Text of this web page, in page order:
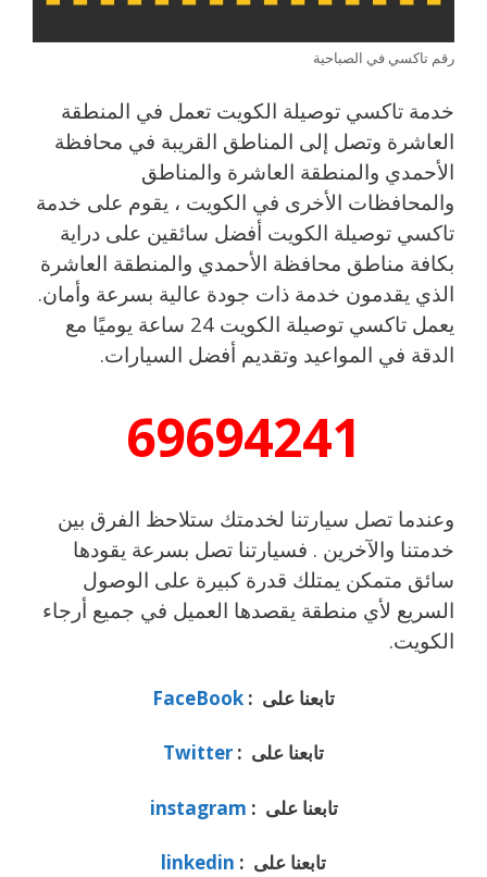
رقم تاكسي في الصباحية
خدمة تاكسي توصيلة الكويت تعمل في المنطقة
العاشرة وتصل إلى المناطق القريبة في محافظة
الأحمدي والمنطقة العاشرة والمناطق
والمحافظات الأخرى في الكويت ، يقوم على خدمة
تاكسي توصيلة الكويت أفضل سائقين على دراية
بكافة مناطق محافظة الأحمدي والمنطقة العاشرة
الذي يقدمون خدمة ذات جودة عالية بسرعة وأمان.
يعمل تاكسي توصيلة الكويت 24 ساعة يوميًا مع
الدقة في المواعيد وتقديم أفضل السيارات.
69694241
وعندما تصل سيارتنا لخدمتك ستلاحظ الفرق بين
خدمتنا والآخرين . فسيارتنا تصل بسرعة يقودها
سائق متمكن يمتلك قدرة كبيرة على الوصول
السريع لأي منطقة يقصدها العميل في جميع أرجاء
الكويت.
تابعنا على : FaceBook
تابعنا على : Twitter
تابعنا على : instagram
تابعنا على : linkedin